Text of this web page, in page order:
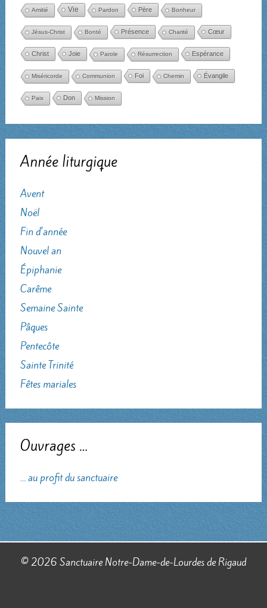
Amitié Vie Pardon Père Bonheur
Jésus-Christ Bonté Présence Charité Cœur
Christ Joie Parole Résurrection Espérance
Miséricorde Communion Foi Chemin Évangile
Paix Don Mission
Année liturgique
Avent
Noël
Fin d'année
Nouvel an
Épiphanie
Carême
Semaine Sainte
Pâques
Pentecôte
Sainte Trinité
Fêtes mariales
Ouvrages …
... au profit du sanctuaire
© 2026 Sanctuaire Notre-Dame-de-Lourdes de Rigaud